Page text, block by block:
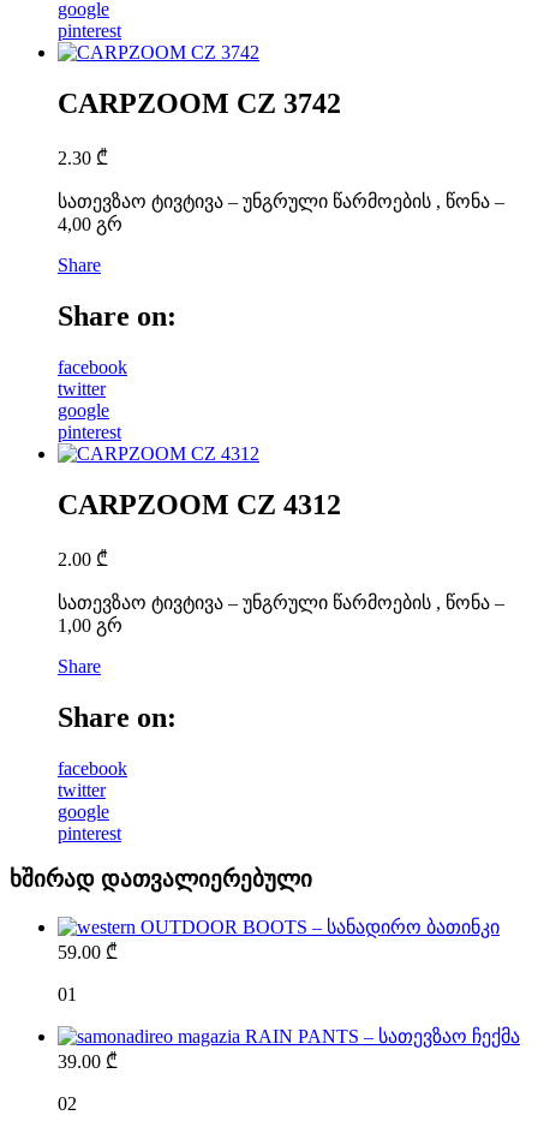
google
pinterest
CARPZOOM CZ 3742
2.30 ₾
სათევზაო ტივტივა – უნგრული წარმოების , წონა –
4,00 გრ
Share
Share on:
facebook
twitter
google
pinterest
CARPZOOM CZ 4312
2.00 ₾
სათევზაო ტივტივა – უნგრული წარმოების , წონა –
1,00 გრ
Share
Share on:
facebook
twitter
google
pinterest
ხშირად დათვალიერებული
OUTDOOR BOOTS – სანადირო ბათინკი
59.00 ₾
01
RAIN PANTS – სათევზაო ჩექმა
39.00 ₾
02